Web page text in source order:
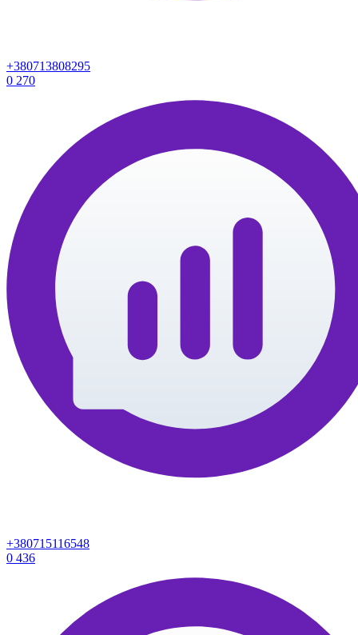
+380713808295
0 270
+380715116548
0 436